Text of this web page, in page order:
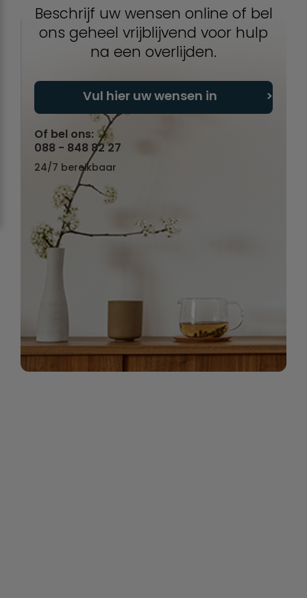
Beschrijf uw wensen online of bel
ons geheel vrijblijvend voor hulp
na een overlijden.
Vul hier uw wensen in
Of bel ons:
088 - 848 82 27
24/7 bereikbaar